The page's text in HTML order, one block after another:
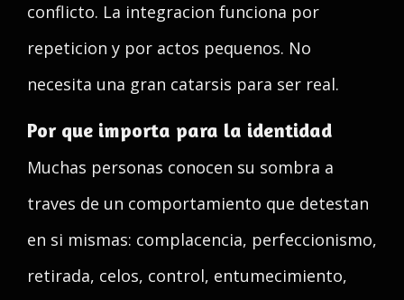
conflicto. La integracion funciona por
repeticion y por actos pequenos. No
necesita una gran catarsis para ser real.
Por que importa para la identidad
Muchas personas conocen su sombra a
traves de un comportamiento que detestan
en si mismas: complacencia, perfeccionismo,
retirada, celos, control, entumecimiento,